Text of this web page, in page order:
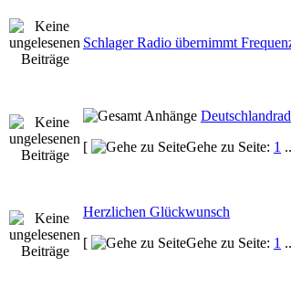
Schlager Radio übernimmt
[
Gehe zu Seite: 1
Herzlichen Glückwunsch
[
Gehe zu Seite: 1